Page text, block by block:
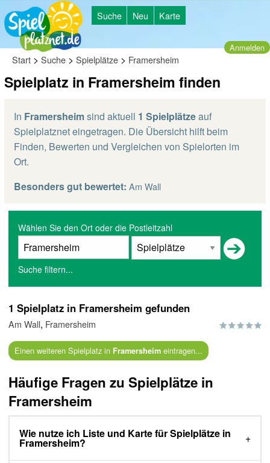
Suche Neu Karte
Anmelden
Start > Suche > Spielplätze > Framersheim
Spielplatz in Framersheim finden
In Framersheimsind aktuell 1 Spielplätzeauf
Spielplatznet eingetragen. Die Übersicht hilft beim
Finden, Bewerten und Vergleichen von Spielorten im
Ort.
Besonders gut bewertet: Am Wall
Wählen Sie den Ort oder die Postleitzahl
Suche filtern...
1 Spielplatz in Framersheim gefunden
Am Wall, Framersheim
Einen weiteren Spielplatz in Framersheimeintragen...
Häufige Fragen zu Spielplätze in
Framersheim
Wie nutze ich Liste und Karte für Spielplätze in
Framersheim?